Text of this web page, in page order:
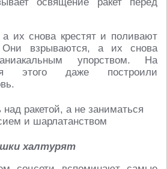
их снова крестят и поливают
Они взрываются, а их снова
упорством. На
этого даже построили
халтурят